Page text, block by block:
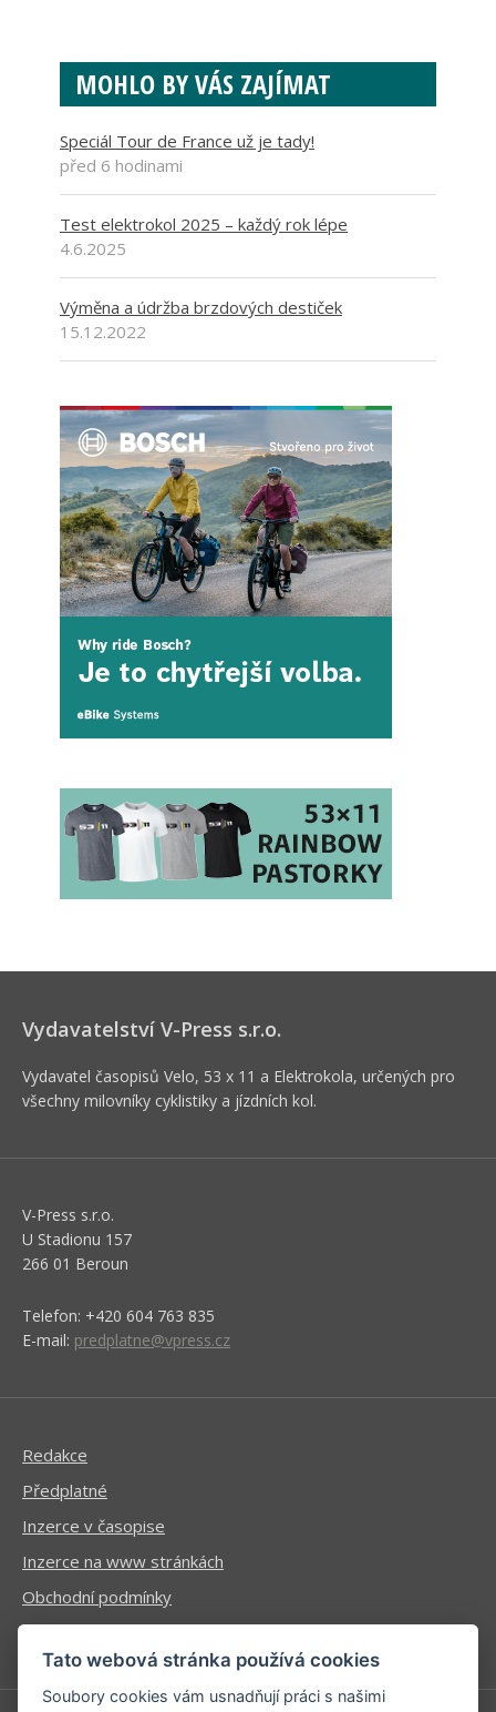
MOHLO BY VÁS ZAJÍMAT
Speciál Tour de France už je tady!
před 6 hodinami
Test elektrokol 2025 – každý rok lépe
4.6.2025
Výměna a údržba brzdových destiček
15.12.2022
Vydavatelství V-Press s.r.o.
Vydavatel časopisů Velo, 53 x 11 a Elektrokola, určených pro
všechny milovníky cyklistiky a jízdních kol.
V-Press s.r.o.
U Stadionu 157
266 01 Beroun
Telefon: +420 604 763 835
E-mail: predplatne@vpress.cz
Redakce
Předplatné
Inzerce v časopise
Inzerce na www stránkách
Obchodní podmínky
Ochrana osobních údajů
Tato webová stránka používá cookies
Soubory cookies vám usnadňují práci s našimi